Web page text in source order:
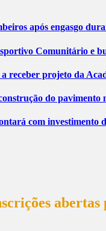
após engasgo
Comunitário e
receber projeto da
do
com investimento
abertas